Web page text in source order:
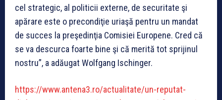
cel strategic, al politicii externe, de securitate şi
apărare este o precondiţie uriaşă pentru un mandat
de succes la preşedinţia Comisiei Europene. Cred că
se va descurca foarte bine şi că merită tot sprijinul
nostru”, a adăugat Wolfgang Ischinger.
https://www.antena3.ro/actualitate/un-reputat-